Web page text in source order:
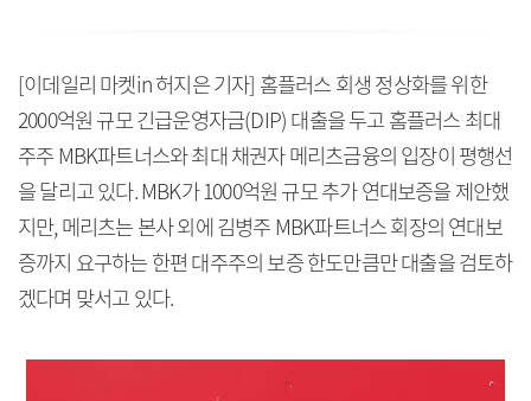
[이데일리 마켓in 허지은 기자] 홈플러스 회생 정상화를 위한
2000억원 규모 긴급운영자금(DIP) 대출을 두고 홈플러스 최대
주주 MBK파트너스와 최대 채권자 메리츠금융의 입장이 평행선
을 달리고 있다. MBK가 1000억원 규모 추가 연대보증을 제안했
지만, 메리츠는 본사 외에 김병주 MBK파트너스 회장의 연대보
증까지 요구하는 한편 대주주의 보증 한도만큼만 대출을 검토하
겠다며 맞서고 있다.